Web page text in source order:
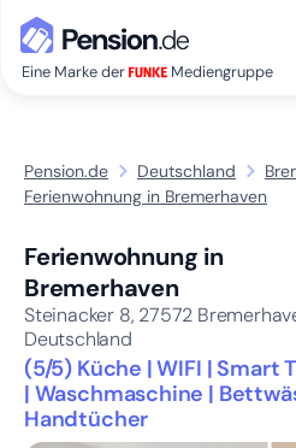
Eine Marke der Mediengruppe
Pension.de Deutschland
Ferienwohnung in Bremerhaven
Ferienwohnung in
Bremerhaven
Steinacker 8, 27572
Deutschland
(5/5) Küche | WIFI | Smart
| Waschmaschine |
Handtücher